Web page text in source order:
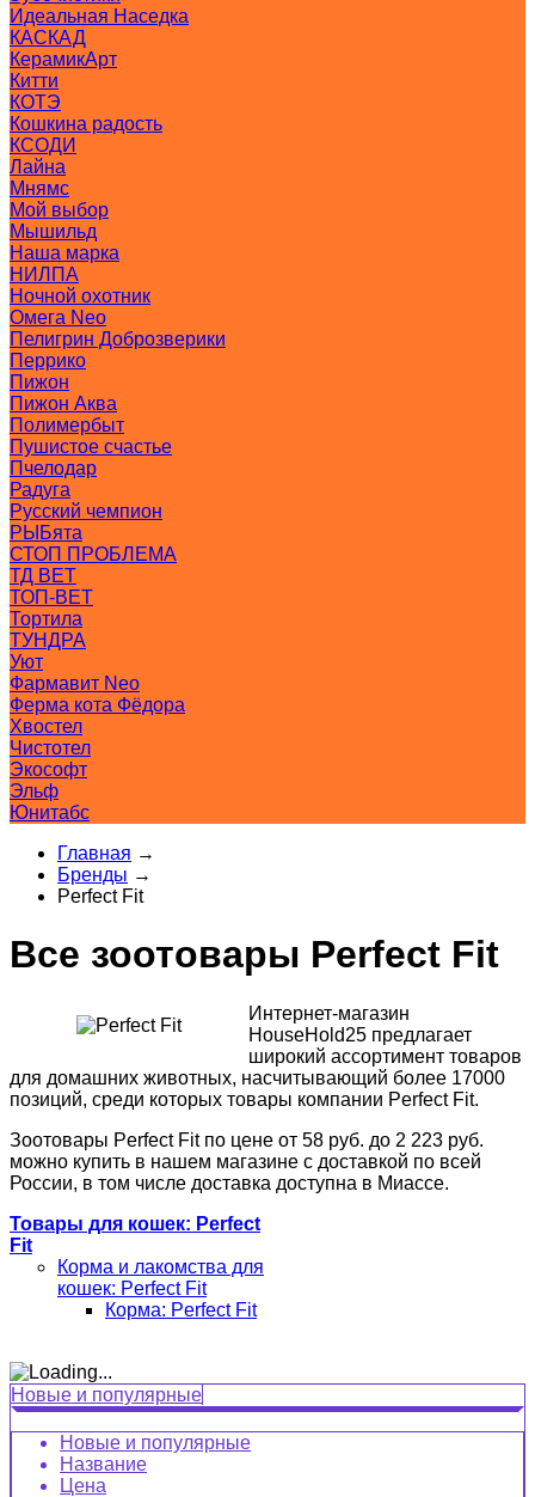
Идеальная Наседка
КАСКАД
КерамикАрт
Китти
КОТЭ
Кошкина радость
КСОДИ
Лайна
Мнямс
Мой выбор
Мышильд
Наша марка
НИЛПА
Ночной охотник
Омега Neo
Пелигрин Доброзверики
Перрико
Пижон
Пижон Аква
Полимербыт
Пушистое счастье
Пчелодар
Радуга
Русский чемпион
РЫБята
СТОП ПРОБЛЕМА
ТД ВЕТ
ТОП-ВЕТ
Тортила
ТУНДРА
Уют
Фармавит Neo
Ферма кота Фёдора
Хвостел
Чистотел
Экософт
Эльф
Юнитабс
Главная →
Бренды →
Perfect Fit
Все зоотовары Perfect Fit
Интернет-магазин
HouseHold25 предлагает
широкий ассортимент товаров
для домашних животных, насчитывающий более 17000
позиций, среди которых товары компании Perfect Fit.
Зоотовары Perfect Fit по цене от 58 руб. до 2 223 руб.
можно купить в нашем магазине с доставкой по всей
России, в том числе доставка доступна в Миассе.
Товары для кошек: Perfect
Fit
Корма и лакомства для
кошек: Perfect Fit
Корма: Perfect Fit
Новые и популярные
Новые и популярные
Название
Цена